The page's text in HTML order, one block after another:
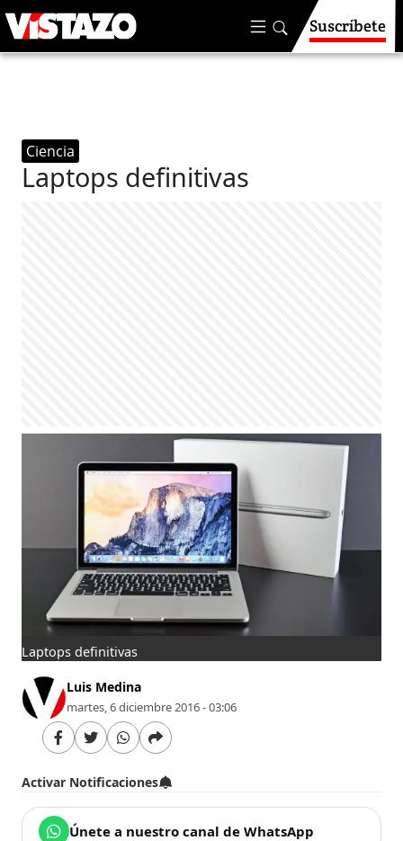
Suscríbete
Ciencia
Laptops definitivas
Laptops definitivas
Luis Medina
martes, 6 diciembre 2016 - 03:06
Activar Notificaciones
Únete a nuestro canal de WhatsApp